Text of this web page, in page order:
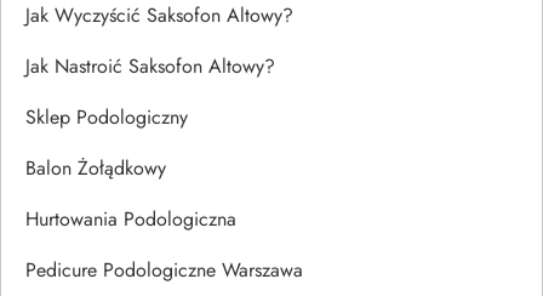
Jak Wyczyścić Saksofon Altowy?
Jak Nastroić Saksofon Altowy?
Sklep Podologiczny
Balon Żołądkowy
Hurtowania Podologiczna
Pedicure Podologiczne Warszawa